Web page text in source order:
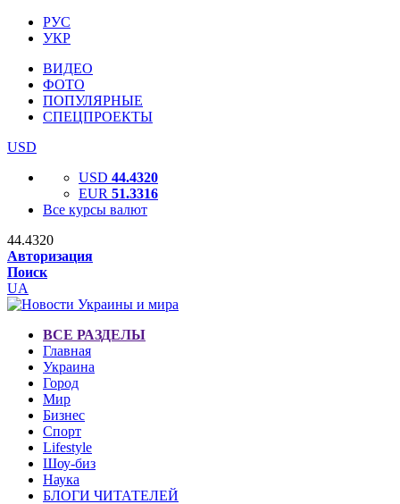
РУС
УКР
ВИДЕО
ФОТО
ПОПУЛЯРНЫЕ
СПЕЦПРОЕКТЫ
USD
USD 44.4320
EUR 51.3316
Все курсы валют
44.4320
Авторизация
Поиск
UA
ВСЕ РАЗДЕЛЫ
Главная
Украина
Город
Мир
Бизнес
Спорт
Lifestyle
Шоу-биз
Наука
БЛОГИ ЧИТАТЕЛЕЙ